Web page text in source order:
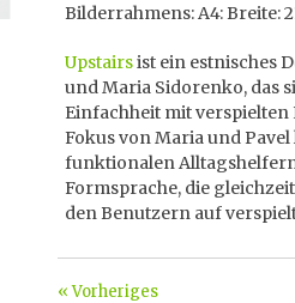
Bilderrahmens: A4: Breite:
Upstairsist ein estnisches
und Maria Sidorenko, das
Einfachheit mit
Fokus von Maria und
funktionalen
Formsprache, die
den Benutzern auf
« Vorheriges